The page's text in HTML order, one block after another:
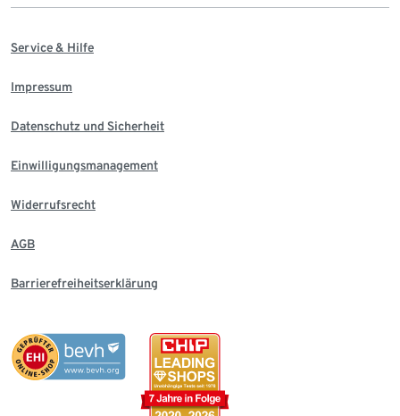
Service & Hilfe
Impressum
Datenschutz und Sicherheit
Einwilligungsmanagement
Widerrufsrecht
AGB
Barrierefreiheitserklärung